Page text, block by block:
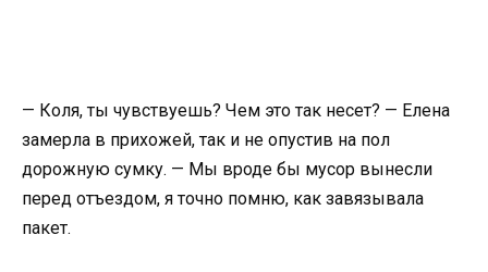
— Коля, ты чувствуешь? Чем это так несет? — Елена
замерла в прихожей, так и не опустив на пол
дорожную сумку. — Мы вроде бы мусор вынесли
перед отъездом, я точно помню, как завязывала
пакет.